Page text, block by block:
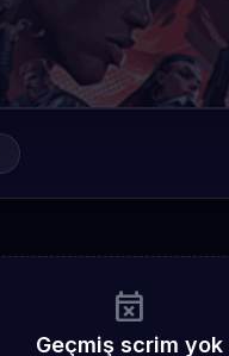
event_busy
Geçmiş scrim yok